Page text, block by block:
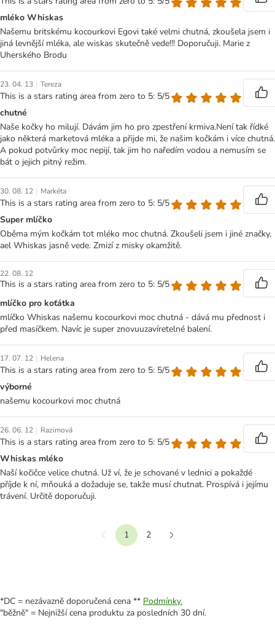
mléko Whiskas
Našemu britskému kocourkovi Egovi také velmi chutná, zkoušela jsem i
jiná levnější mléka, ale wiskas skutečně vede!!! Doporučuji. Marie z
Uherského Brodu
23. 04. 13 | Tereza
This is a stars rating area from zero to 5: 5/5
chutné
Naše kočky ho milují. Dávám jim ho pro zpestření krmiva.Není tak řídké
jako některá marketová mléka a přijde mi, že našim kočkám i více chutná.
A pokud potvůrky moc nepijí, tak jim ho naředím vodou a nemusím se
bát o jejich pitný režim.
30. 08. 12 | Markéta
This is a stars rating area from zero to 5: 5/5
Super mlíčko
Oběma mým kočkám tot mléko moc chutná. Zkoušeli jsem i jiné značky,
ael Whiskas jasně vede. Zmizí z misky okamžitě.
22. 08. 12
This is a stars rating area from zero to 5: 5/5
mlíčko pro koťátka
mlíčko Whiskas našemu kocourkovi moc chutná - dává mu přednost i
před masíčkem. Navíc je super znovuuzavíretelné balení.
17. 07. 12 | Helena
This is a stars rating area from zero to 5: 5/5
výborné
našemu kocourkovi moc chutná
26. 06. 12 | Razimová
This is a stars rating area from zero to 5: 5/5
Whiskas mléko
Naší kočičce velice chutná. Už ví, že je schované v lednici a pokaždé
příjde k ní, mňouká a dožaduje se, takže musí chutnat. Prospívá i jejímu
trávení. Určitě doporučuji.
Předchozí
1
2
*DC = nezávazně doporučená cena ** Podmínky.
"běžně" = Nejnižší cena produktu za posledních 30 dní.